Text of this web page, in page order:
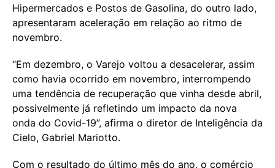
Hipermercados e Postos de Gasolina, do outro lado,
apresentaram aceleração em relação ao ritmo de
novembro.
“Em dezembro, o Varejo voltou a desacelerar, assim
como havia ocorrido em novembro, interrompendo
uma tendência de recuperação que vinha desde abril,
possivelmente já refletindo um impacto da nova
onda do Covid-19”, afirma o diretor de Inteligência da
Cielo, Gabriel Mariotto.
Com o resultado do último mês do ano, o comércio